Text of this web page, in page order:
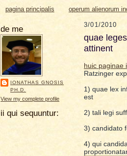
pagina principalis operum alienorum
de me
IONATHAS GNOSIS
PH.D.
View my complete profile
ii qui sequuntur:
3/01/2010
quae
attinent
huic paginae
Ratzinger
1) quae lex
est
2) tali legi
3) candidato
4) qui